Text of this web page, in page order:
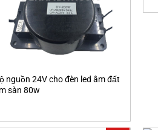
nguồn 24V cho đèn led âm đất
sàn 80w